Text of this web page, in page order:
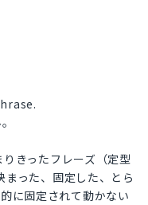
きったフレーズ（定型
った、固定した、とら
に固定されて動かない